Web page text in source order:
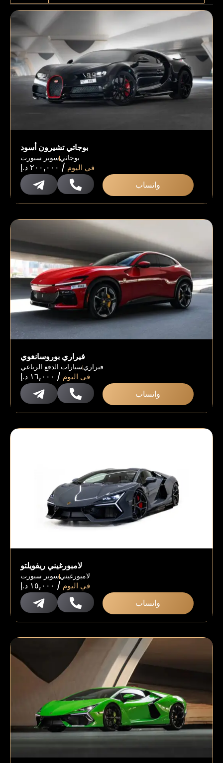
بوجاتي تشيرون أسود
سوبر سبورتبوجاتي
٢٠٠,٠٠٠ د.إ / في اليوم
واتساب
فيراري بوروسانغوي
سيارات الدفع الرباعيفيراري
١٦,٠٠٠ د.إ / في اليوم
واتساب
لامبورغيني ريفويلتو
سوبر سبورتلامبورغيني
١٥,٠٠٠ د.إ / في اليوم
واتساب